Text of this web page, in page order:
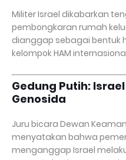
Militer Israel dikabarkan
pembongkaran rumah
dianggap sebagai bentuk
kelompok HAM
Gedung Putih:
Genosida
Juru bicara Dewan
menyatakan bahwa
menganggap Israel